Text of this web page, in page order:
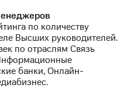
по количеству
Высших руководителей.
по отраслям Связь
банки, Онлайн-